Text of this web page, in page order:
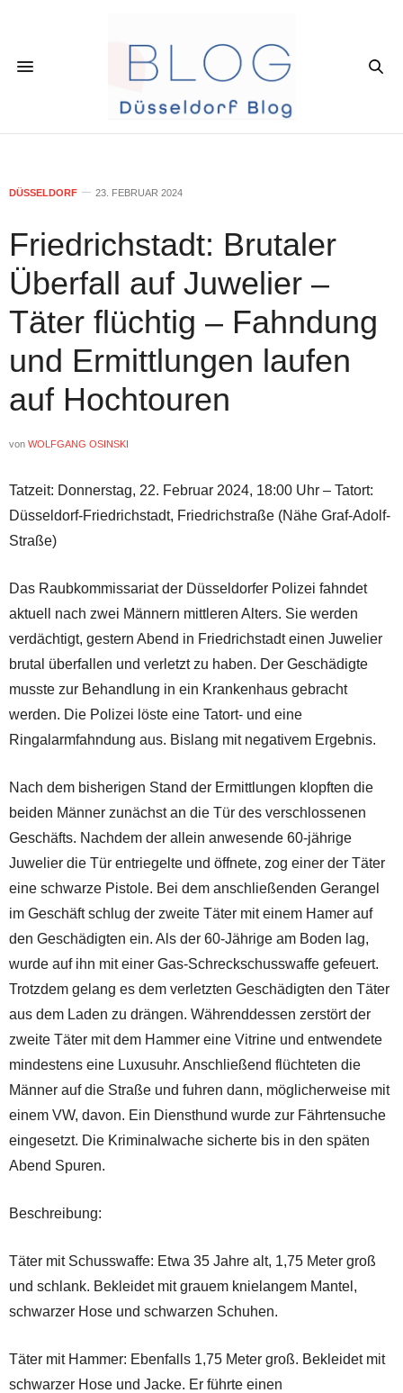
DÜSSELDORF 23. FEBRUAR 2024
Friedrichstadt: Brutaler
Überfall auf Juwelier –
Täter flüchtig – Fahndung
und Ermittlungen laufen
auf Hochtouren
von WOLFGANG OSINSKI
Tatzeit: Donnerstag, 22. Februar 2024, 18:00 Uhr – Tatort:
Düsseldorf-Friedrichstadt, Friedrichstraße (Nähe Graf-Adolf-
Straße)
Das Raubkommissariat der Düsseldorfer Polizei fahndet
aktuell nach zwei Männern mittleren Alters. Sie werden
verdächtigt, gestern Abend in Friedrichstadt einen Juwelier
brutal überfallen und verletzt zu haben. Der Geschädigte
musste zur Behandlung in ein Krankenhaus gebracht
werden. Die Polizei löste eine Tatort- und eine
Ringalarmfahndung aus. Bislang mit negativem Ergebnis.
Nach dem bisherigen Stand der Ermittlungen klopften die
beiden Männer zunächst an die Tür des verschlossenen
Geschäfts. Nachdem der allein anwesende 60-jährige
Juwelier die Tür entriegelte und öffnete, zog einer der Täter
eine schwarze Pistole. Bei dem anschließenden Gerangel
im Geschäft schlug der zweite Täter mit einem Hamer auf
den Geschädigten ein. Als der 60-Jährige am Boden lag,
wurde auf ihn mit einer Gas-Schreckschusswaffe gefeuert.
Trotzdem gelang es dem verletzten Geschädigten den Täter
aus dem Laden zu drängen. Währenddessen zerstört der
zweite Täter mit dem Hammer eine Vitrine und entwendete
mindestens eine Luxusuhr. Anschließend flüchteten die
Männer auf die Straße und fuhren dann, möglicherweise mit
einem VW, davon. Ein Diensthund wurde zur Fährtensuche
eingesetzt. Die Kriminalwache sicherte bis in den späten
Abend Spuren.
Beschreibung:
Täter mit Schusswaffe: Etwa 35 Jahre alt, 1,75 Meter groß
und schlank. Bekleidet mit grauem knielangem Mantel,
schwarzer Hose und schwarzen Schuhen.
Täter mit Hammer: Ebenfalls 1,75 Meter groß. Bekleidet mit
schwarzer Hose und Jacke. Er führte einen